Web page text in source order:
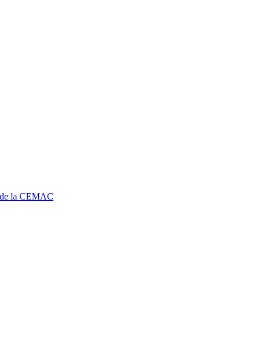
la CEMAC